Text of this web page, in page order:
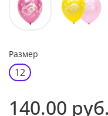
Размер
12
140.00 руб.